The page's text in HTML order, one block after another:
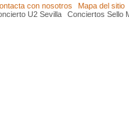
con nosotros
Mapa del sitio
U2 Sevilla Conciertos Sello